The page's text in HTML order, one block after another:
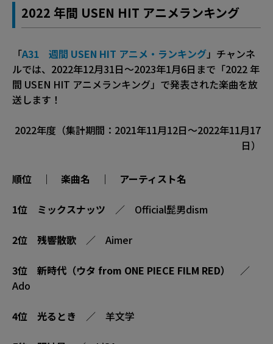
2022 年間 USEN HIT アニメランキング
「A31 週間 USEN HIT アニメ・ランキング」チャンネ
ルでは、2022年12月31日〜2023年1月6日まで「2022 年
間 USEN HIT アニメランキング」で発表された楽曲を放
送します！
2022年度（集計期間：2021年11月12日～2022年11月17
日）
順位 ｜ 楽曲名 ｜ アーティスト名
1位 ミックスナッツ ／ Official髭男dism
2位 残響散歌 ／ Aimer
3位 新時代（ウタ from ONE PIECE FILM RED）
／
Ado
4位 光るとき ／ 羊文学